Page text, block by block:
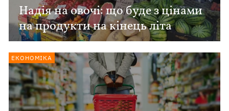
Надія на овочі: що буде з цінами
на продукти на кінець літа
ЕКОНОМІКА